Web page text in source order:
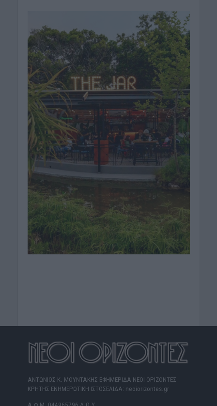
ΑΝΤΩΝΙΟΣ Κ. ΜΟΥΝΤΑΚΗΣ ΕΦΗΜΕΡΙΔΑ ΝΕΟΙ ΟΡΙΖΟΝΤΕΣ
ΚΡΗΤΗΣ ΕΝΗΜΕΡΩΤΙΚΗ ΙΣΤΟΣΕΛΙΔΑ: neoiorizontes.gr